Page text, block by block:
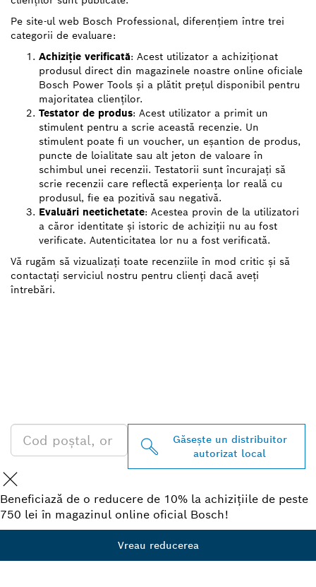
Pe site-ul web Bosch Professional, diferențiem între trei
categorii de evaluare:
Achiziție verificată: Acest utilizator a achiziționat
produsul direct din magazinele noastre online oficiale
Bosch Power Tools și a plătit prețul disponibil pentru
majoritatea clienților.
Testator de produs: Acest utilizator a primit un
stimulent pentru a scrie această recenzie. Un
stimulent poate fi un voucher, un eșantion de produs,
puncte de loialitate sau alt jeton de valoare în
schimbul unei recenzii. Testatorii sunt încurajați să
scrie recenzii care reflectă experiența lor reală cu
produsul, fie ea pozitivă sau negativă.
Evaluări neetichetate: Acestea provin de la utilizatori
a căror identitate și istoric de achiziții nu au fost
verificate. Autenticitatea lor nu a fost verificată.
Vă rugăm să vizualizați toate recenziile în mod critic și să
contactați serviciul nostru pentru clienți dacă aveți
întrebări.
Găseşte un distribuitor
autorizat local
Beneficiază de o reducere de 10% la achizițiile de peste
750 lei în magazinul online oficial Bosch!
Vreau reducerea